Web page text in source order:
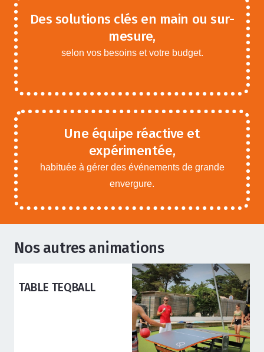
Des solutions clés en main ou sur-
mesure,
selon vos besoins et votre budget.
Une équipe réactive et
expérimentée,
habituée à gérer des événements de grande
envergure.
Nos autres animations
TABLE TEQBALL